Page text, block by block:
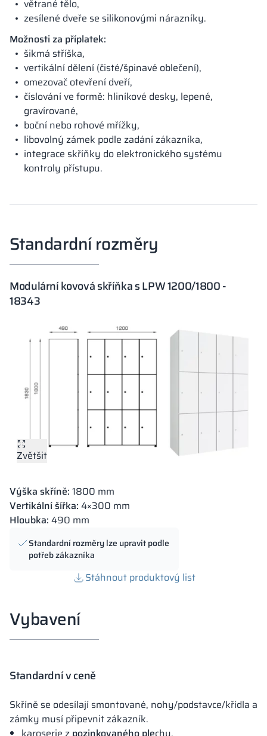
větrané tělo,
zesílené dveře se silikonovými nárazníky.
Možnosti za příplatek:
šikmá stříška,
vertikální dělení (čisté/špinavé oblečení),
omezovač otevření dveří,
číslování ve formě: hliníkové desky, lepené,
gravírované,
boční nebo rohové mřížky,
libovolný zámek podle zadání zákazníka,
integrace skříňky do elektronického systému
kontroly přístupu.
Standardní rozměry
Modulární kovová skříňka s LPW 1200/1800 -
18343
Zvětšit
Výška skříně: 1800 mm
Vertikální šířka: 4×300 mm
Hloubka: 490 mm
Standardní rozměry lze upravit podle
potřeb zákazníka
Stáhnout produktový list
Vybavení
Standardní v ceně
Skříně se odesílají smontované, nohy/podstavce/křídla a
zámky musí připevnit zákazník.